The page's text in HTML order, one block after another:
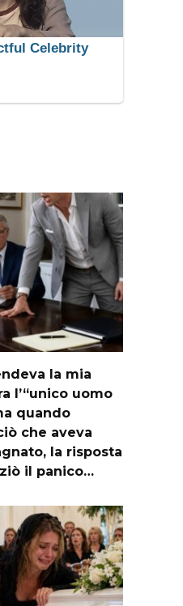
la mia
l’“unico uomo
quando
che aveva
la risposta
il panico…